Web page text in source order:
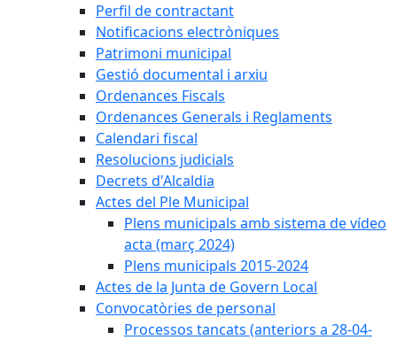
Perfil de contractant
Notificacions electròniques
Patrimoni municipal
Gestió documental i arxiu
Ordenances Fiscals
Ordenances Generals i Reglaments
Calendari fiscal
Resolucions judicials
Decrets d'Alcaldia
Actes del Ple Municipal
Plens municipals amb sistema de vídeo
acta (març 2024)
Plens municipals 2015-2024
Actes de la Junta de Govern Local
Convocatòries de personal
Processos tancats (anteriors a 28-04-